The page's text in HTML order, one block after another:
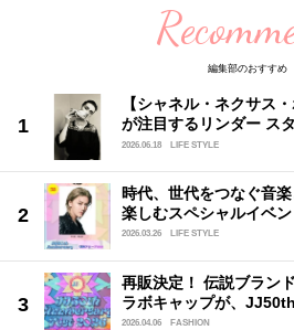
編集部のおすすめ
【シャネル・ネクサス
が注目するリンダー ス
2026.06.18
LIFE STYLE
時代、世代をつなぐ音
楽しむスペシャルイベ
2026.03.26 LIFE STYLE
再販決定！ 伝説ブラン
ラボキャップが、
2026.04.06 FASHION